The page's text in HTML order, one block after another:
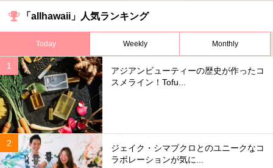
「allhawaii」人気ランキング
Today Weekly Monthly
アジアンビューティーの歴史が作ったコ
スメライン！Tofu...
ジェイク・シマブクロとのユニークなコ
ラボレーションが気に...